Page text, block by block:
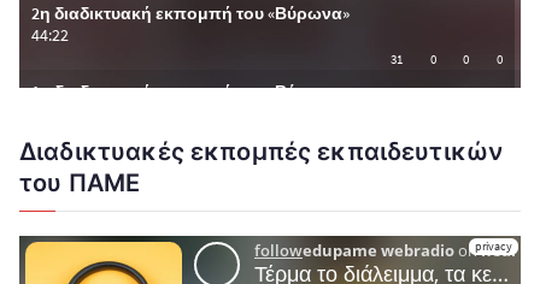
Διαδικτυακές εκπομπές εκπαιδευτικών
του ΠΑΜΕ